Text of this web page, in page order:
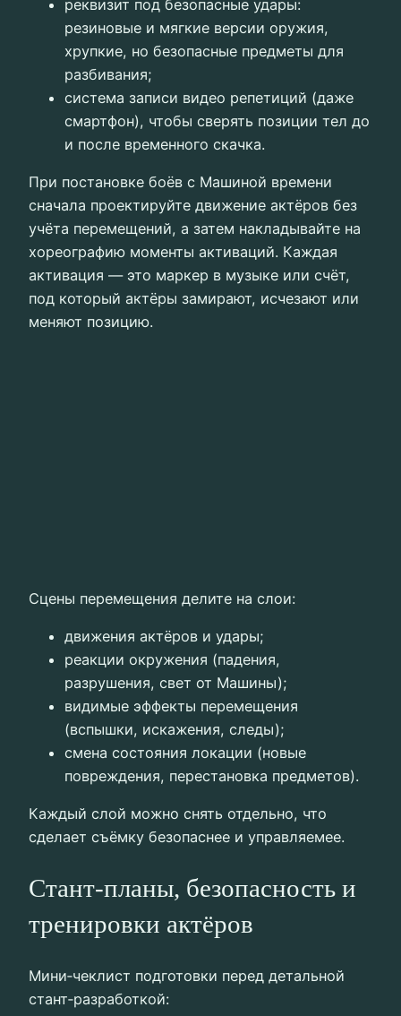
реквизит под безопасные удары:
резиновые и мягкие версии оружия,
хрупкие, но безопасные предметы для
разбивания;
система записи видео репетиций (даже
смартфон), чтобы сверять позиции тел до
и после временного скачка.
При постановке боёв с Машиной времени
сначала проектируйте движение актёров без
учёта перемещений, а затем накладывайте на
хореографию моменты активаций. Каждая
активация — это маркер в музыке или счёт,
под который актёры замирают, исчезают или
меняют позицию.
Сцены перемещения делите на слои:
движения актёров и удары;
реакции окружения (падения,
разрушения, свет от Машины);
видимые эффекты перемещения
(вспышки, искажения, следы);
смена состояния локации (новые
повреждения, перестановка предметов).
Каждый слой можно снять отдельно, что
сделает съёмку безопаснее и управляемее.
Стант‑планы, безопасность и
тренировки актёров
Мини‑чеклист подготовки перед детальной
стант‑разработкой: